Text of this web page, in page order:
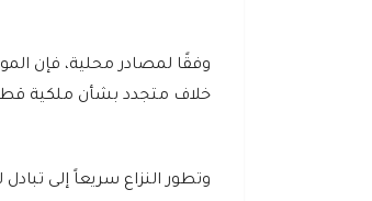
وفقًا لمصادر محلية، فإن
خلاف متجدد بشأن ملكية
وتطور النزاع سريعاً إلى